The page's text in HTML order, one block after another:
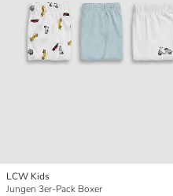
LCW Kids
Jungen 3er-Pack Boxer